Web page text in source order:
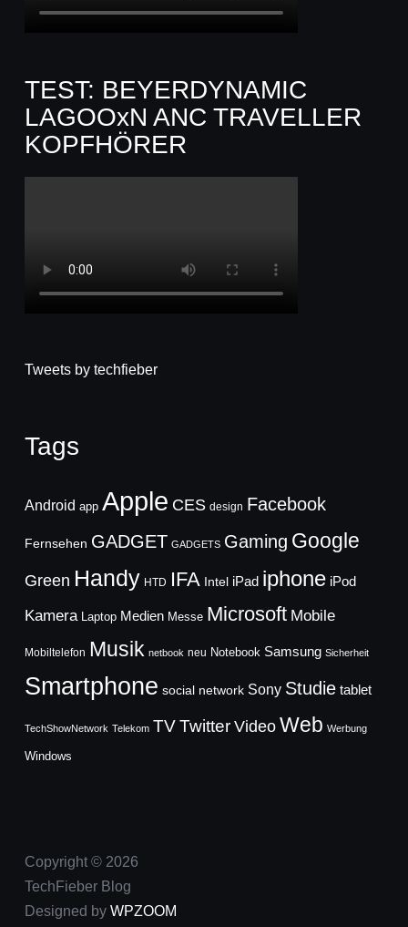
TEST: BEYERDYNAMIC
LAGOOxN ANC TRAVELLER
KOPFHÖRER
Tweets by techfieber
Tags
Android app Apple CES design Facebook
Fernsehen GADGET GADGETS Gaming Google
Green Handy HTD IFA Intel iPad iphone iPod
Kamera Laptop Medien Messe Microsoft Mobile
Mobiltelefon Musik netbook neu Notebook Samsung Sicherheit
Smartphone social network Sony Studie tablet
TechShowNetwork Telekom TVTwitter Video Web Werbung
Windows
Copyright © 2026
TechFieber Blog
Designed by WPZOOM